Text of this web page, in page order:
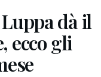
dà il
ecco gli